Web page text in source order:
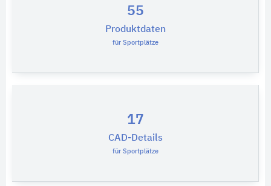
55
Produktdaten
für Sportplätze
17
CAD-Details
für Sportplätze